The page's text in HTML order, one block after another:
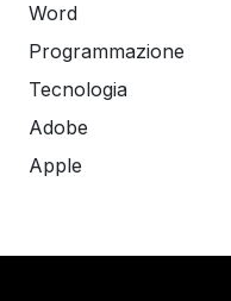
Word
Programmazione
Tecnologia
Adobe
Apple